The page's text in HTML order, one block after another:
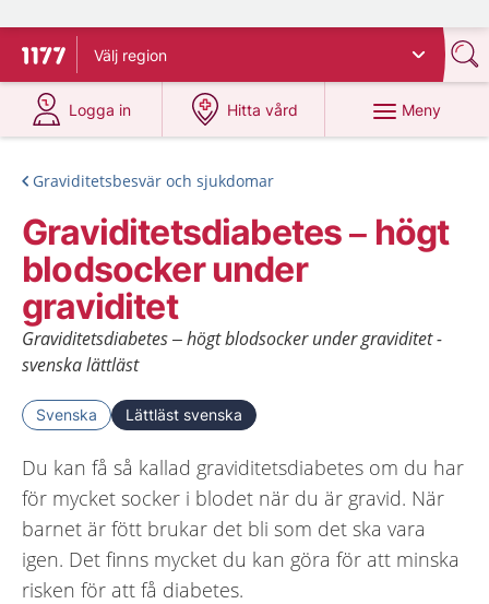
Till startsidan för 1177
Välj region
Logga in
på 1177.se
Hitta vård
på 1177.se
Meny
Graviditetsbesvär och sjukdomar
Graviditetsdiabetes – högt
blodsocker under
graviditet
Graviditetsdiabetes – högt blodsocker under graviditet -
svenska lättläst
Svenska Lättläst svenska
Du kan få så kallad graviditetsdiabetes om du har
för mycket socker i blodet när du är gravid. När
barnet är fött brukar det bli som det ska vara
igen. Det finns mycket du kan göra för att minska
risken för att få diabetes.